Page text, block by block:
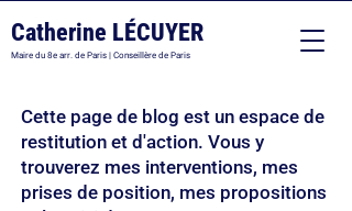
Catherine LÉCUYER
Maire du 8e arr. de Paris | Conseillère de Paris
Cette page de blog est un espace de
restitution et d'action. Vous y
trouverez mes interventions, mes
prises de position, mes propositions